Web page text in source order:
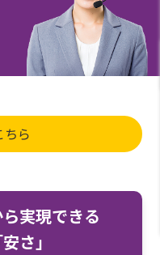
ちら
実現できる
さ」